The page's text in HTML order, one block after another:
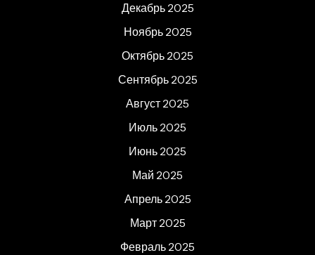
Декабрь 2025
Ноябрь 2025
Октябрь 2025
Сентябрь 2025
Август 2025
Июль 2025
Июнь 2025
Май 2025
Апрель 2025
Март 2025
Февраль 2025